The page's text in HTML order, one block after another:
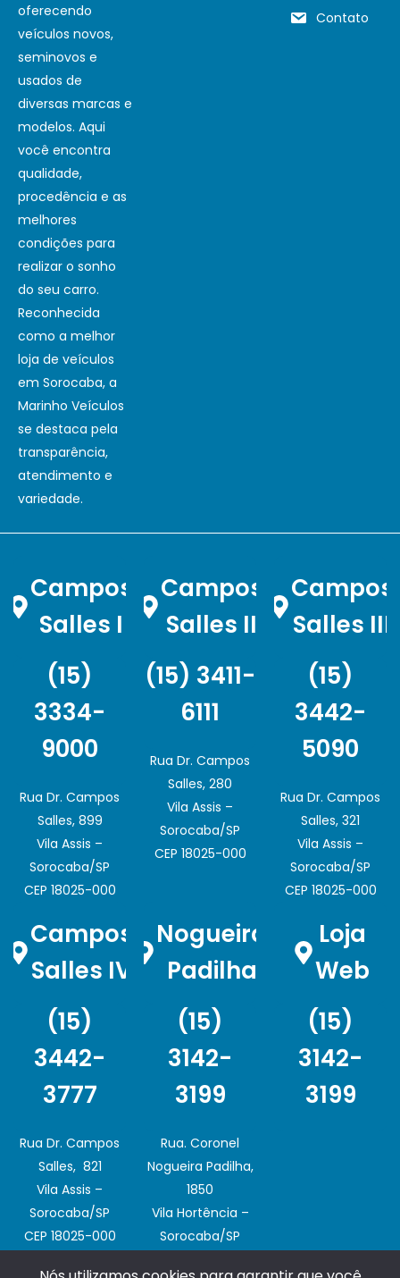
oferecendo
veículos novos,
seminovos e
usados de
diversas marcas e
modelos. Aqui
você encontra
qualidade,
procedência e as
melhores
condições para
realizar o sonho
do seu carro.
Reconhecida
como a melhor
loja de veículos
em Sorocaba, a
Marinho Veículos
se destaca pela
transparência,
atendimento e
variedade.
Contato
Campos
Salles I
(15)
3334-
9000
Rua Dr. Campos
Salles, 899
Vila Assis –
Sorocaba/SP
CEP 18025-000
Campos
Salles II
(15) 3411-
6111
Rua Dr. Campos
Salles, 280
Vila Assis –
Sorocaba/SP
CEP 18025-000
Campos
Salles III
(15)
3442-
5090
Rua Dr. Campos
Salles, 321
Vila Assis –
Sorocaba/SP
CEP 18025-000
Campos
Salles IV
(15)
3442-
3777
Rua Dr. Campos
Salles, 821
Vila Assis –
Sorocaba/SP
CEP 18025-000
Nogueira
Padilha
(15)
3142-
3199
Rua. Coronel
Nogueira Padilha,
1850
Vila Hortência –
Sorocaba/SP
Loja
Web
(15)
3142-
3199